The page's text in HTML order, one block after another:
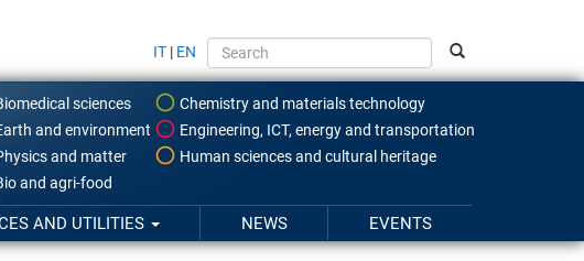
IT | EN
sciences
Chemistry and materials technology
and environment
Engineering, ICT, energy and transportation
and matter
Human sciences and cultural heritage
and agri-food
AND UTILITIES NEWS EVENTS